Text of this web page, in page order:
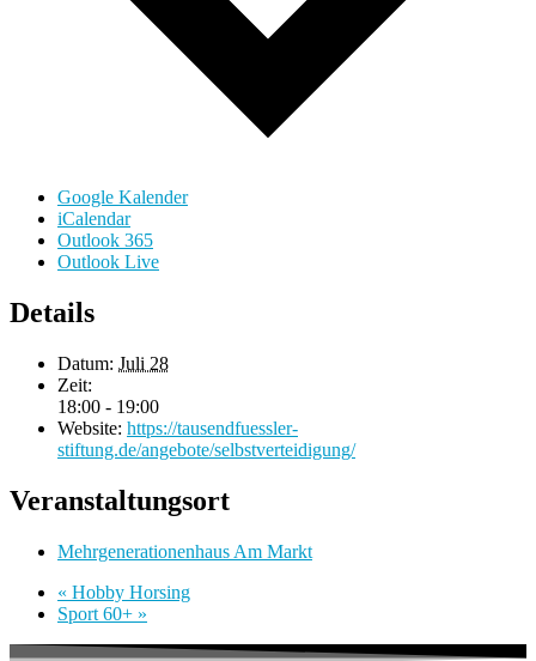
Google Kalender
iCalendar
Outlook 365
Outlook Live
Details
Datum: Juli 28
Zeit:
18:00 - 19:00
Website: https://tausendfuessler-
stiftung.de/angebote/selbstverteidigung/
Veranstaltungsort
Mehrgenerationenhaus Am Markt
« Hobby Horsing
Sport 60+ »